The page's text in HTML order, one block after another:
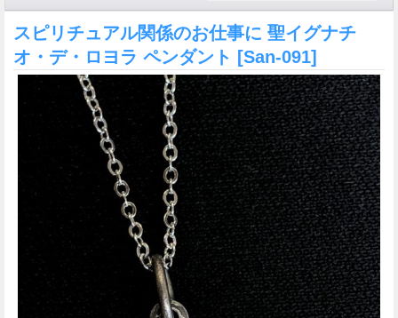
スピリチュアル関係のお仕事に 聖イグナチ
オ・デ・ロヨラ ペンダント [San-091]